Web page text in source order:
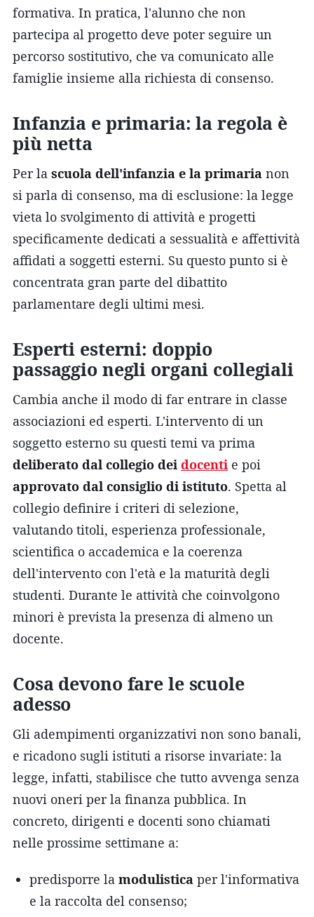
formativa. In pratica, l'alunno che non
partecipa al progetto deve poter seguire un
percorso sostitutivo, che va comunicato alle
famiglie insieme alla richiesta di consenso.
Infanzia e primaria: la regola è
più netta
Per la scuola dell'infanzia e la primaria non
si parla di consenso, ma di esclusione: la legge
vieta lo svolgimento di attività e progetti
specificamente dedicati a sessualità e affettività
affidati a soggetti esterni. Su questo punto si è
concentrata gran parte del dibattito
parlamentare degli ultimi mesi.
Esperti esterni: doppio
passaggio negli organi collegiali
Cambia anche il modo di far entrare in classe
associazioni ed esperti. L'intervento di un
soggetto esterno su questi temi va prima
deliberato dal collegio dei docenti e poi
approvato dal consiglio di istituto. Spetta al
collegio definire i criteri di selezione,
valutando titoli, esperienza professionale,
scientifica o accademica e la coerenza
dell'intervento con l'età e la maturità degli
studenti. Durante le attività che coinvolgono
minori è prevista la presenza di almeno un
docente.
Cosa devono fare le scuole
adesso
Gli adempimenti organizzativi non sono banali,
e ricadono sugli istituti a risorse invariate: la
legge, infatti, stabilisce che tutto avvenga senza
nuovi oneri per la finanza pubblica. In
concreto, dirigenti e docenti sono chiamati
nelle prossime settimane a:
predisporre la modulistica per l'informativa
e la raccolta del consenso;